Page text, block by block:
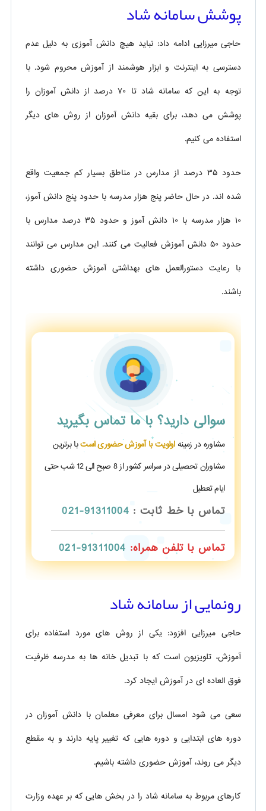
پوشش سامانه شاد
حاجی میرزایی ادامه داد: نباید هیچ دانش آموزی به دلیل عدم
دسترسی به اینترنت و ابزار هوشمند از آموزش محروم شود. با
توجه به این که سامانه شاد تا ۷۰ درصد از دانش آموزان را
پوشش می دهد، برای بقیه دانش آموزان از روش های دیگر
استفاده می کنیم.
حدود ۳۵ درصد از مدارس در مناطق بسیار کم جمعیت واقع
شده اند. در حال حاضر پنج هزار مدرسه با حدود پنج دانش آموز،
۱۰ هزار مدرسه با ۱۰ دانش آموز و حدود ۳۵ درصد مدارس با
حدود ۵۰ دانش آموزش فعالیت می کنند. این مدارس می توانند
با رعایت دستورالعمل های بهداشتی آموزش حضوری داشته
باشند.
سوالی دارید؟ با ما تماس بگیرید
مشاوره در زمینهاولویت با آموزش حضوری استبا برترین
مشاوران تحصیلی در سراسر کشور از 8 صبح الی 12 شب حتی
ایام تعطیل
تماس با خط ثابت : 91311004-021
تماس با تلفن همراه: 91311004-021
رونمایی از سامانه شاد
حاجی میرزایی افزود: یکی از روش های مورد استفاده برای
آموزش، تلویزیون است که با تبدیل خانه ها به مدرسه ظرفیت
فوق العاده ای در آموزش ایجاد کرد.
سعی می شود امسال برای معرفی معلمان با دانش آموزان در
دوره های ابتدایی و دوره هایی که تغییر پایه دارند و به مقطع
دیگر می روند، آموزش حضوری داشته باشیم.
کارهای مربوط به سامانه شاد را در بخش هایی که بر عهده وزارت